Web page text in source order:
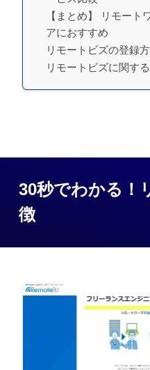
【まとめ】 リモート
アにおすすめ
リモートビズの登録
リモートビズに関す
30秒でわかる！
徴